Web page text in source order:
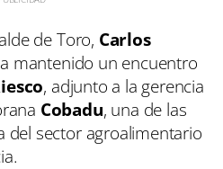
de Toro, Carlos
mantenido un encuentro
, adjunto a la gerencia
Cobadu, una de las
del sector agroalimentario